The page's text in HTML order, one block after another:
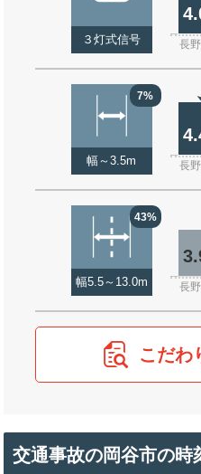
３灯式信号 長
7%
幅～3.5m 長
43%
幅5.5～13.0m 長
こだわ
交通事故の岡谷市の時